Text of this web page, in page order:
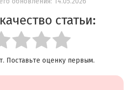
статьи:
Поставьте оценку первым.